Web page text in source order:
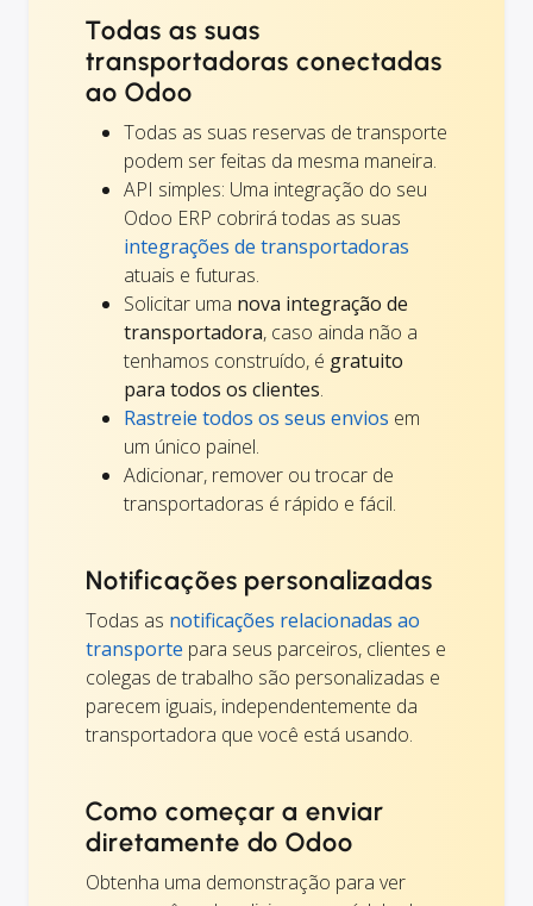
Todas as suas
transportadoras conectadas
ao Odoo
Todas as suas reservas de transporte
podem ser feitas da mesma maneira.
API simples: Uma integração do seu
Odoo ERP cobrirá todas as suas
integrações de transportadoras
atuais e futuras.
Solicitar uma nova integração de
transportadora, caso ainda não a
tenhamos construído, é gratuito
para todos os clientes.
Rastreie todos os seus envios em
um único painel.
Adicionar, remover ou trocar de
transportadoras é rápido e fácil.
Notificações personalizadas
Todas as notificações relacionadas ao
transporte para seus parceiros, clientes e
colegas de trabalho são personalizadas e
parecem iguais, independentemente da
transportadora que você está usando.
Como começar a enviar
diretamente do Odoo
Obtenha uma demonstração para ver